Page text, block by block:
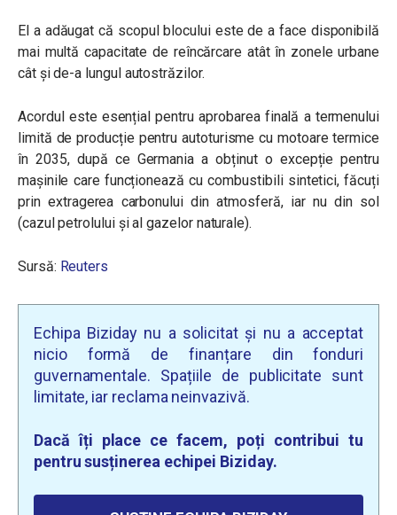
El a adăugat că scopul blocului este de a face disponibilă
mai multă capacitate de reîncărcare atât în zonele urbane
cât și de-a lungul autostrăzilor.
Acordul este esențial pentru aprobarea finală a termenului
limită de producție pentru autoturisme cu motoare termice
în 2035, după ce Germania a obținut o excepție pentru
mașinile care funcționează cu combustibili sintetici, făcuți
prin extragerea carbonului din atmosferă, iar nu din sol
(cazul petrolului și al gazelor naturale).
Sursă: Reuters
Echipa Biziday nu a solicitat și nu a acceptat
nicio formă de finanțare din fonduri
guvernamentale. Spațiile de publicitate sunt
limitate, iar reclama neinvazivă.
Dacă îți place ce facem, poți contribui tu
pentru susținerea echipei Biziday.